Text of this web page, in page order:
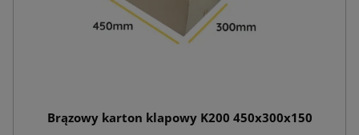
Brązowy karton klapowy K200 450x300x150